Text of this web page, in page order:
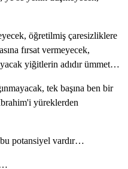
öğretilmiş çaresizliklere
fırsat vermeyecek,
yiğitlerin adıdır ümmet…
tek başına ben bir
yüreklerden
potansiyel vardır…